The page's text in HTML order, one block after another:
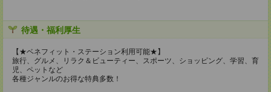
待遇・福利厚生
【★ベネフィット・ステーション利用可能★】
旅行、グルメ、リラク＆ビューティー、スポーツ、ショッピング、学習、育
児、ペットなど
各種ジャンルのお得な特典多数！